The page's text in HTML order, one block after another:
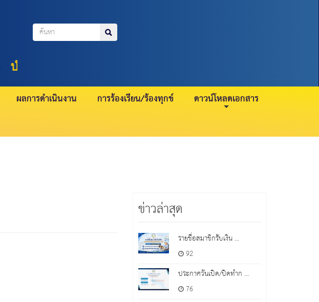
บำนาญ 21 กรกฎาคม
ผลการดำเนินงาน การร้องเรียน/ร้องทุกข์
ดาวน์โหลดเอกสาร
ข่าวล่าสุด
รายชื่อสมาชิกรับเงิน ...
92
ประกาศวันเปิด/ปิดทำก ...
76